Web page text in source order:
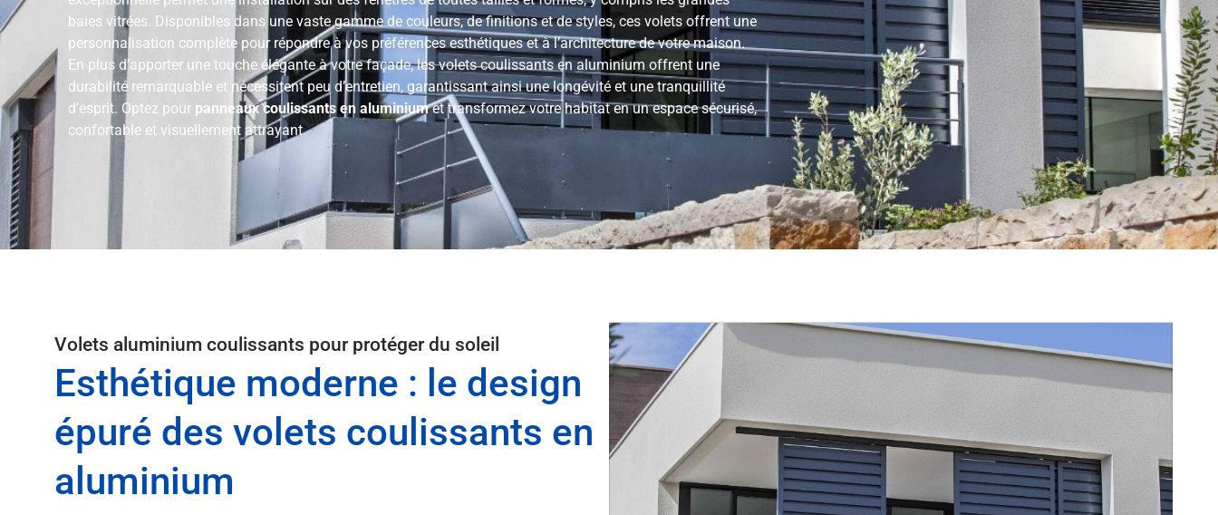
baies vitrées. Disponibles dans une vaste gamme de couleurs, de finitions et de styles, ces volets offrent une
personnalisation complète pour répondre à vos préférences esthétiques et à l’architecture de votre maison.
En plus d’apporter une touche élégante à votre façade, les volets coulissants en aluminium offrent une
durabilité remarquable et nécessitent peu d’entretien, garantissant ainsi une longévité et une tranquillité
d’esprit. Optez pour panneaux coulissants en aluminiumet transformez votre habitat en un espace sécurisé,
confortable et visuellement attrayant
Volets aluminium coulissants pour protéger du soleil
Esthétique moderne : le design
épuré des volets coulissants en
aluminium